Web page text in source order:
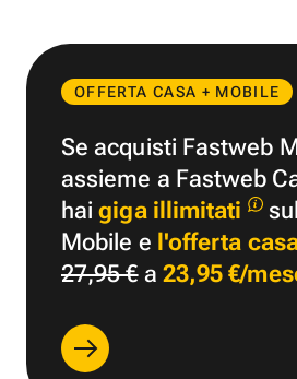
OFFERTA CASA + MOBILE
Se acquisti Fastweb
assieme a Fastweb
haigiga illimitati
Mobile e l'offerta
27,95 €a 23,95 €/